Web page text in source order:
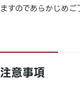
ますのであらかじめご
注意事項